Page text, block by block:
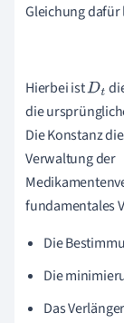
Gleichung dafür
Hierbei istDt
die
Die Konstanz
Verwaltung der
fundamentales
Die
Die
Das